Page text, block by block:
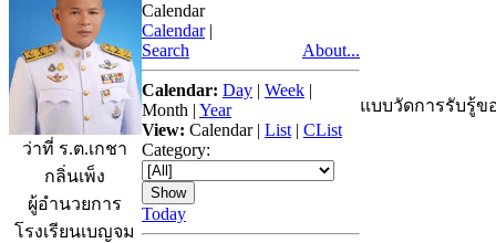
ว่าที่ ร.ต.เกชา
กลิ่นเพ็ง
ผู้อำนวยการ
โรงเรียนเบญจม
Calendar
Calendar |
Search
About...
Calendar: Day | Week |
Month | Year
View: Calendar| List | CList
Category:
Today
แบบวัดการรับรู้ข